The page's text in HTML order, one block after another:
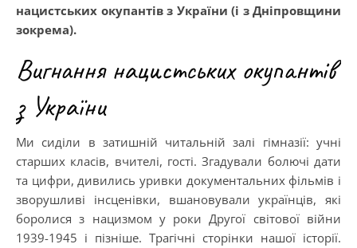
нацистських окупантів з України (і з Дніпровщини
зокрема).
Вигнання нацистських окупантів
з України
Ми сиділи в затишній читальній залі гімназії: учні
старших класів, вчителі, гості. Згадували болючі дати
та цифри, дивились уривки документальних фільмів і
зворушливі інсценівки, вшановували українців, які
боролися з нацизмом у роки Другої світової війни
1939-1945 і пізніше. Трагічні сторінки нашої історії.